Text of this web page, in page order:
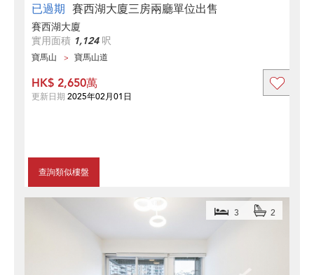
已過期 賽西湖大廈三房兩廳單位出售
賽西湖大廈
實用面積 1,124呎
寶馬山 寶馬山道
查詢類似樓盤
HK$ 2,650萬
更新日期 2025年02月01日
3 2